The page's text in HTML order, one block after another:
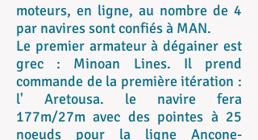
moteurs, en ligne, au nombre de 4
par navires sont confiés à MAN.
Le premier armateur à dégainer est
grec : Minoan Lines. Il prend
commande de la première itération :
l' Aretousa. le navire fera
177m/27m avec des pointes à 25
noeuds pour la ligne Ancone-